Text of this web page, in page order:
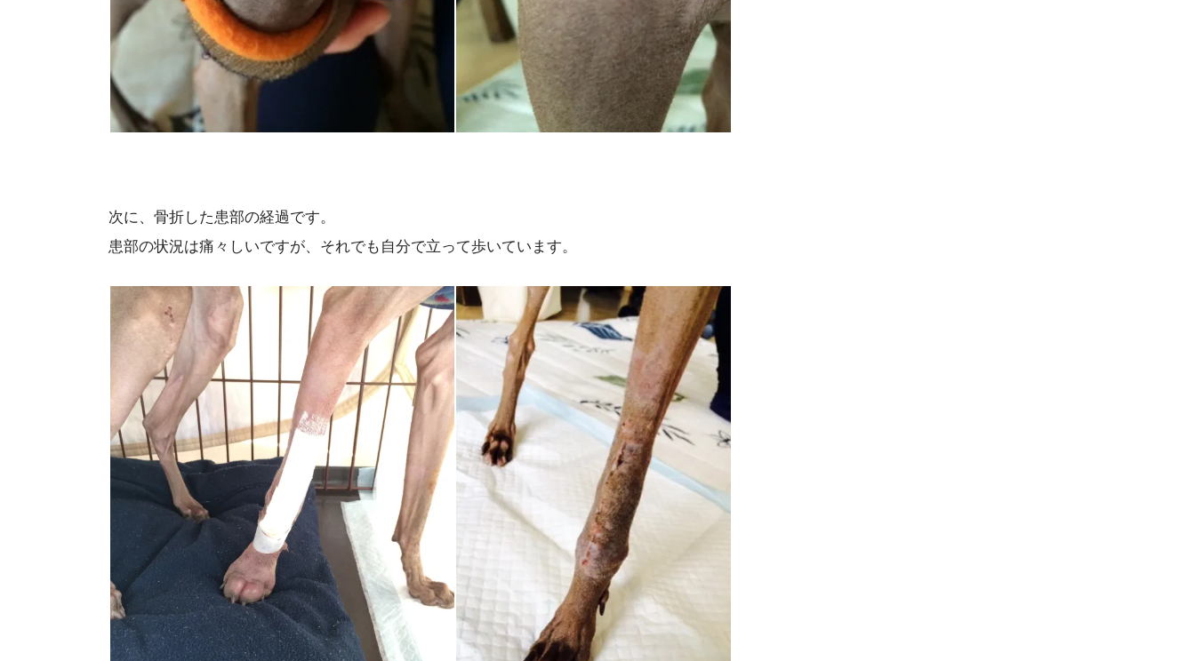
次に、骨折した患部の経過です。
患部の状況は痛々しいですが、それでも自分で立って歩いています。